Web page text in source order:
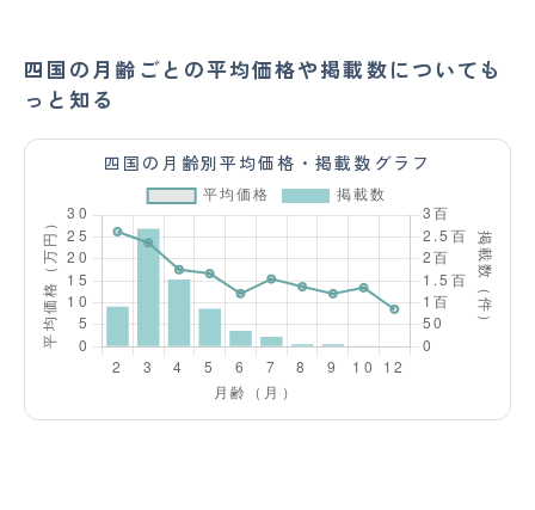
四国の月齢ごとの平均価格や掲載数についても
っと知る
四国の月齢別平均価格・掲載数グラフ